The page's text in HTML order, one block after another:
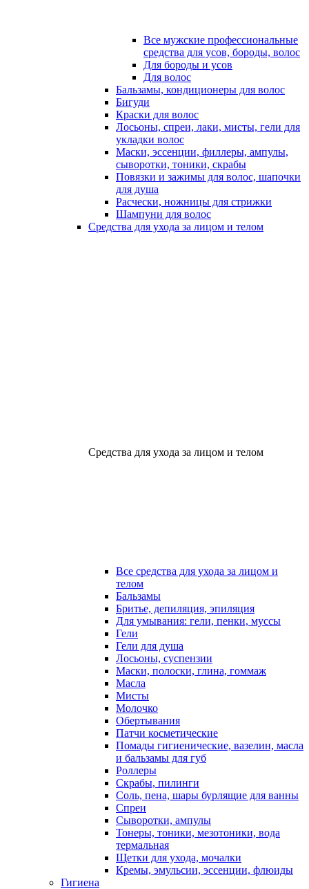
Все мужские профессиональные
средства для усов, бороды, волос
Для бороды и усов
Для волос
Бальзамы, кондиционеры для волос
Бигуди
Краски для волос
Лосьоны, спреи, лаки, мисты, гели для
укладки волос
Маски, эссенции, филлеры, ампулы,
сыворотки, тоники, скрабы
Повязки и зажимы для волос, шапочки
для душа
Расчески, ножницы для стрижки
Шампуни для волос
Средства для ухода за лицом и телом
Средства для ухода за лицом и телом
Все средства для ухода за лицом и
телом
Бальзамы
Бритье, депиляция, эпиляция
Для умывания: гели, пенки, муссы
Гели
Гели для душа
Лосьоны, суспензии
Маски, полоски, глина, гоммаж
Масла
Мисты
Молочко
Обертывания
Патчи косметические
Помады гигиенические, вазелин, масла
и бальзамы для губ
Роллеры
Скрабы, пилинги
Соль, пена, шары бурлящие для ванны
Спреи
Сыворотки, ампулы
Тонеры, тоники, мезотоники, вода
термальная
Щетки для ухода, мочалки
Кремы, эмульсии, эссенции, флюиды
Гигиена